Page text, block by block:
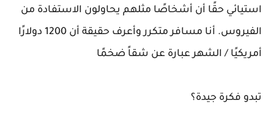
استيائي حقًا أن أشخاصًا مثلهم يحاولون الاستفادة من
الفيروس. أنا مسافر متكرر وأعرف حقيقة أن 1200 دولارًا
أمريكيًا / الشهر عبارة عن شقاً ضخمًا
تبدو فكرة جيدة؟